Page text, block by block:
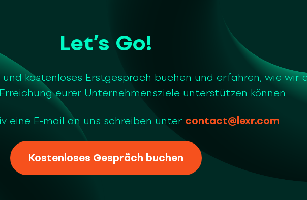
Let’s Go!
kostenloses Erstgespräch buchen und erfahren, wie wir
eurer Unternehmensziele unterstützen können.
eine E-mail an uns schreiben unter contact@lexr.com
Kostenloses Gespräch buchen